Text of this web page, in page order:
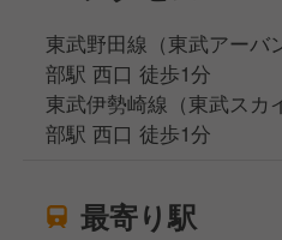
東武野田線（東武アーバ
部駅 西口 徒歩1分
東武伊勢崎線（東武スカ
部駅 西口 徒歩1分
最寄り駅